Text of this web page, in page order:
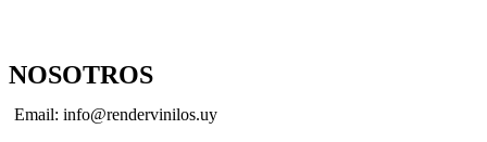
NOSOTROS
Email: info@rendervinilos.uy